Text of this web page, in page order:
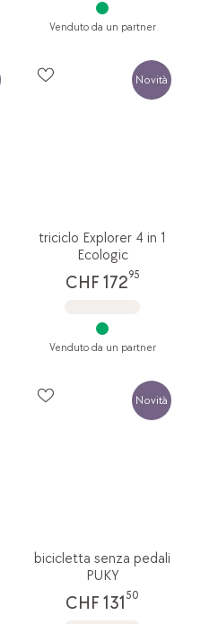
Venduto da un partner
Novità
triciclo Explorer 4 in 1
Ecologic
CHF 17295
Venduto da un partner
Novità
bicicletta senza pedali
PUKY
CHF 131 50